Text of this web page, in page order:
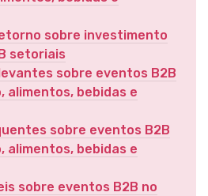
sobre investimento
setoriais
sobre eventos B2B
alimentos, bebidas e
sobre eventos B2B
alimentos, bebidas e
sobre eventos B2B no